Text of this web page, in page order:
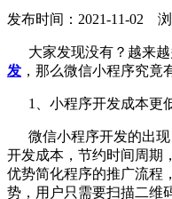
发布时间：2021-11-02 浏
大家发现没有？越来越
发 ，那么微信小程序究竟
1、小程序开发成本更
微信小程序开发的出现
开发成本，节约时间周期
优势简化程序的推广流程
势，用户只需要扫描二维